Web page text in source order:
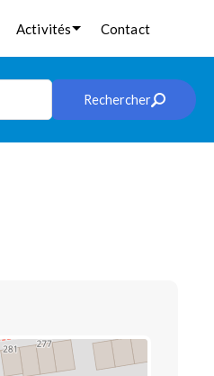
Activités Contact
Rechercher